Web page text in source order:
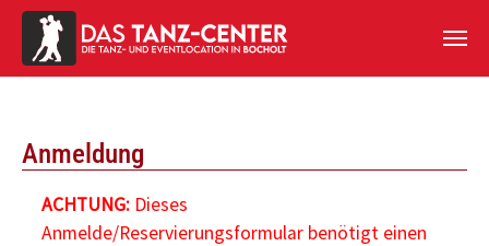
Anmeldung
ACHTUNG:Dieses
Anmelde/Reservierungsformular benötigt einen